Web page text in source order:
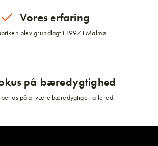
Vores erfaring
blev grundlagt i 1997 i Malmø.
på bæredygtighed
os på at være bæredygtige i alle led.